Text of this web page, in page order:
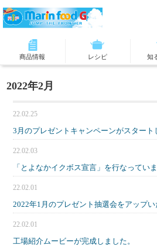
商品情報 レシピ 知
2022年2月
22.02.25
3月のプレゼントキャンペーンがスタート
22.02.03
「とよなかイクボス宣言」を行なっていま
22.02.01
2022年1月のプレゼント抽選会をアップ
22.02.01
工場紹介ムービーが完成しました。